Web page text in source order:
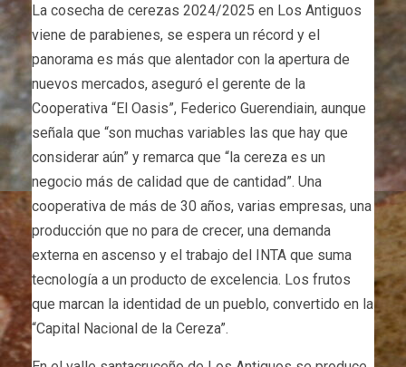
La cosecha de cerezas 2024/2025 en Los Antiguos
viene de parabienes, se espera un récord y el
panorama es más que alentador con la apertura de
nuevos mercados, aseguró el gerente de la
Cooperativa “El Oasis”, Federico Guerendiain, aunque
señala que “son muchas variables las que hay que
considerar aún” y remarca que “la cereza es un
negocio más de calidad que de cantidad”. Una
cooperativa de más de 30 años, varias empresas, una
producción que no para de crecer, una demanda
externa en ascenso y el trabajo del INTA que suma
tecnología a un producto de excelencia. Los frutos
que marcan la identidad de un pueblo, convertido en la
“Capital Nacional de la Cereza”.